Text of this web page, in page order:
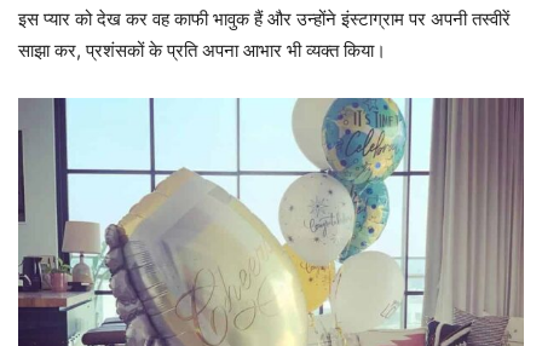
इस प्यार को देख कर वह काफी भावुक हैं और उन्होंने इंस्टाग्राम पर अपनी तस्वीरें
साझा कर, प्रशंसकों के प्रति अपना आभार भी व्यक्त किया।